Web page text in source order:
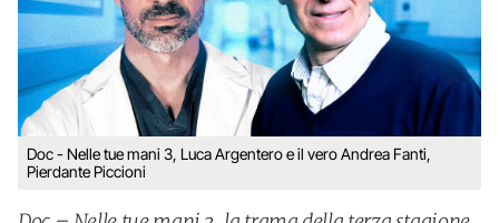
Doc - Nelle tue mani 3, Luca Argentero e il vero Andrea Fanti,
Pierdante Piccioni